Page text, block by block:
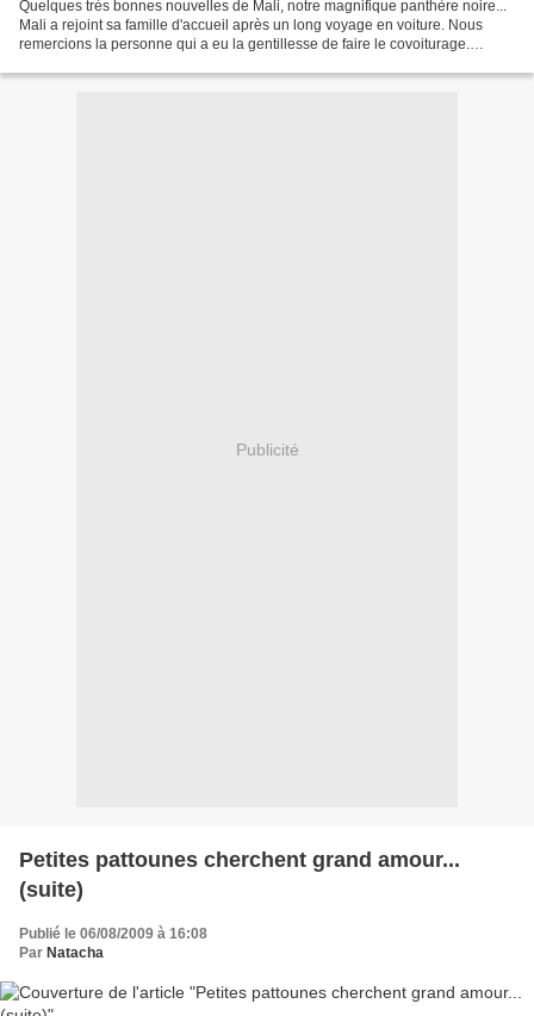
Quelques très bonnes nouvelles de Mali, notre magnifique panthère noire...
Mali a rejoint sa famille d'accueil après un long voyage en voiture. Nous
remercions la personne qui a eu la gentillesse de faire le covoiturage.
Publicité
Petites pattounes cherchent grand amour...
(suite)
Publié le 06/08/2009 à 16:08
Par Natacha